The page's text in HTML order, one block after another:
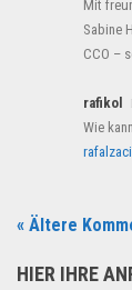
Mit
Sabine
CCO –
rafikol
Wie
« Ältere
HIER IHRE